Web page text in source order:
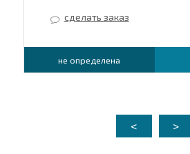
сделать заказ
не определена
< >